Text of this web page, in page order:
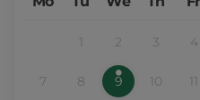
1
Inactive
2
Inactive
3
Inactive
4
7
Inactive
8
Inactive
9
Available
selected
10
Inactive
11